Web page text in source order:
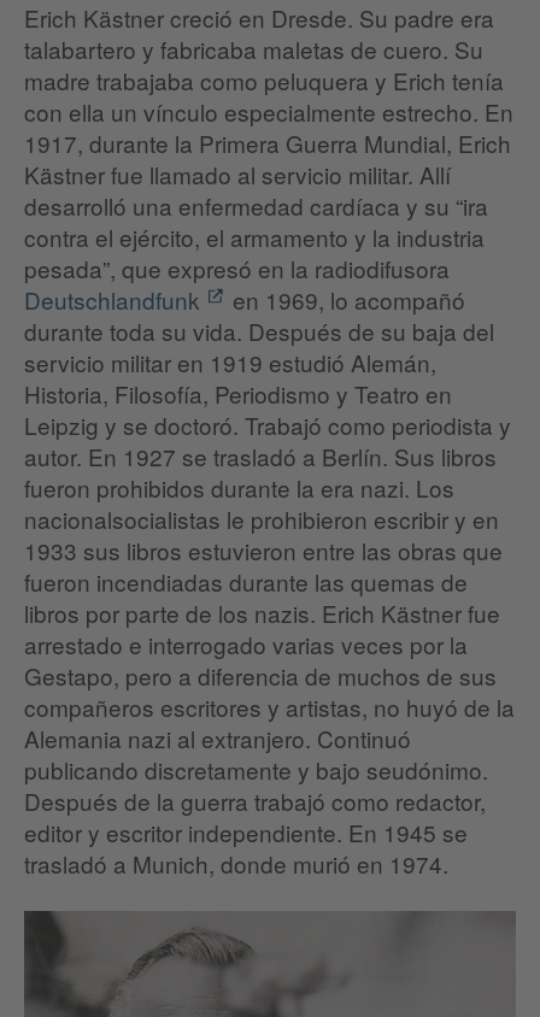
Erich Kästner creció en Dresde. Su padre era
talabartero y fabricaba maletas de cuero. Su
madre trabajaba como peluquera y Erich tenía
con ella un vínculo especialmente estrecho. En
1917, durante la Primera Guerra Mundial, Erich
Kästner fue llamado al servicio militar. Allí
desarrolló una enfermedad cardíaca y su “ira
contra el ejército, el armamento y la industria
pesada”, que expresó en la radiodifusora
Deutschlandfunk
en 1969, lo acompañó
durante toda su vida. Después de su baja del
servicio militar en 1919 estudió Alemán,
Historia, Filosofía, Periodismo y Teatro en
Leipzig y se doctoró. Trabajó como periodista y
autor. En 1927 se trasladó a Berlín. Sus libros
fueron prohibidos durante la era nazi. Los
nacionalsocialistas le prohibieron escribir y en
1933 sus libros estuvieron entre las obras que
fueron incendiadas durante las quemas de
libros por parte de los nazis. Erich Kästner fue
arrestado e interrogado varias veces por la
Gestapo, pero a diferencia de muchos de sus
compañeros escritores y artistas, no huyó de la
Alemania nazi al extranjero. Continuó
publicando discretamente y bajo seudónimo.
Después de la guerra trabajó como redactor,
editor y escritor independiente. En 1945 se
trasladó a Munich, donde murió en 1974.